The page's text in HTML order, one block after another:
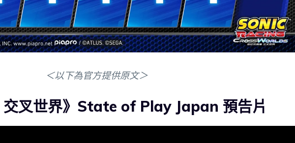
＜以下為官方提供原文＞
交叉世界》State of Play Japan 預告片